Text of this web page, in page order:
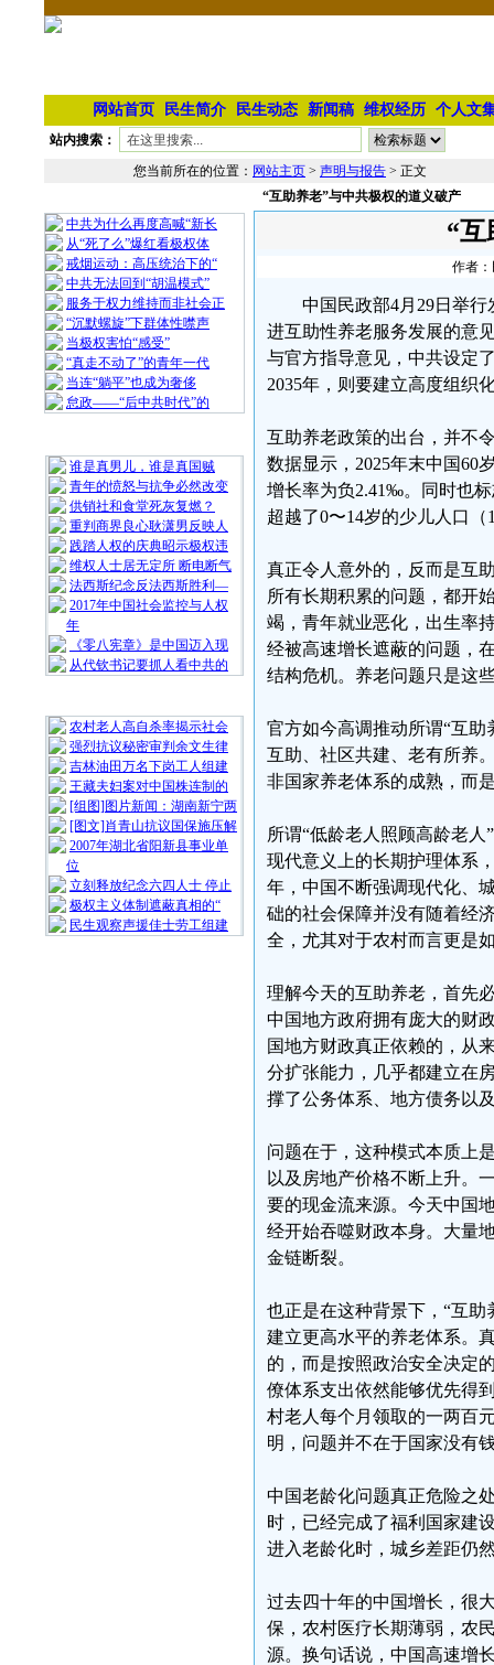
网站首页 民生简介 民生动态 新闻稿 维权经历 个人文
站内搜索：
您当前所在的位置： 网站主页 > 声明与报告 > 正文
中共为什么再度高喊“新长
从“死了么”爆红看极权体
戒烟运动：高压统治下的“
中共无法回到“胡温模式”
服务于权力维持而非社会正
“沉默螺旋”下群体性噤声
当极权害怕“感受”
“真走不动了”的青年一代
当连“躺平”也成为奢侈
怠政——“后中共时代”的
谁是真男儿，谁是真国贼
青年的愤怒与抗争必然改变
供销社和食堂死灰复燃？
重判商界良心耿潇男反映人
践踏人权的庆典昭示极权违
维权人士居无定所 断电断气
法西斯纪念反法西斯胜利—
2017年中国社会监控与人权
年
《零八宪章》是中国迈入现
从代钦书记要抓人看中共的
农村老人高自杀率揭示社会
强烈抗议秘密审判余文生律
吉林油田万名下岗工人组建
王藏夫妇案对中国株连制的
[组图]图片新闻：湖南新宁两
[图文]肖青山抗议国保施压解
2007年湖北省阳新县事业单
位
立刻释放纪念六四人士 停止
极权主义体制遮蔽真相的“
民生观察声援佳士劳工组建
“互助养老”与中共极权的道义破产
“
作者：
中国民政部4月29日举
进互助性养老服务发展的意
与官方指导意见，中共设定
2035年，则要建立高度组织
互助养老政策的出台，并不
数据显示，2025年末中国60
增长率为负2.41‰。同时也
超越了0〜14岁的少儿人口（
真正令人意外的，反而是互
所有长期积累的问题，都开
竭，青年就业恶化，出生率
经被高速增长遮蔽的问题，
结构危机。养老问题只是这
官方如今高调推动所谓“互
互助、社区共建、老有所养
非国家养老体系的成熟，而
所谓“低龄老人照顾高龄老
现代意义上的长期护理体系
年，中国不断强调现代化、
础的社会保障并没有随着经
全，尤其对于农村而言更是
理解今天的互助养老，首先
中国地方政府拥有庞大的财
国地方财政真正依赖的，从
分扩张能力，几乎都建立在
撑了公务体系、地方债务以
问题在于，这种模式本质上
以及房地产价格不断上升。
要的现金流来源。今天中国
经开始吞噬财政本身。大量
金链断裂。
也正是在这种背景下，“互
建立更高水平的养老体系。
的，而是按照政治安全决定
僚体系支出依然能够优先得
村老人每个月领取的一两百
明，问题并不在于国家没有
中国老龄化问题真正危险之
时，已经完成了福利国家建
进入老龄化时，城乡差距仍
过去四十年的中国增长，很
保，农村医疗长期薄弱，农
源。换句话说，中国高速增